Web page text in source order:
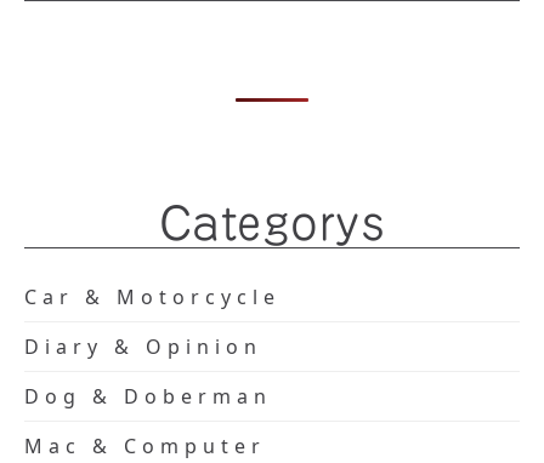
Categorys
Car & Motorcycle
Diary & Opinion
Dog & Doberman
Mac & Computer